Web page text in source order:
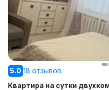
5.0 18 отзывов
Квартира на сутки двухкомнатная Мозырь посуточно